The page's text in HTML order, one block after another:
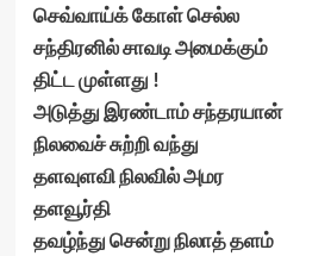
செவ்வாய்க் கோள் செல்ல
சந்திரனில் சாவடி அமைக்கும்
திட்ட முள்ளது !
அடுத்து இரண்டாம் சந்தரயான்
நிலவைச் சுற்றி வந்து
தளவுளவி நிலவில் அமர
தளவூர்தி
தவழ்ந்து சென்று நிலாத் தளம்